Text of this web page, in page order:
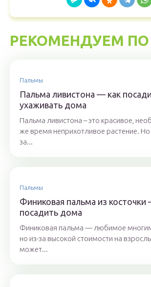
РЕКОМЕНДУЕМ ПО
Пальмы
Пальма ливистона — как
ухаживать дома
Пальма ливистона – это красивое,
же время неприхотливое растение. Но
за...
Пальмы
Финиковая пальма из косточки
посадить дома
Финиковая пальма — любимое
но из-за высокой стоимости на
может...